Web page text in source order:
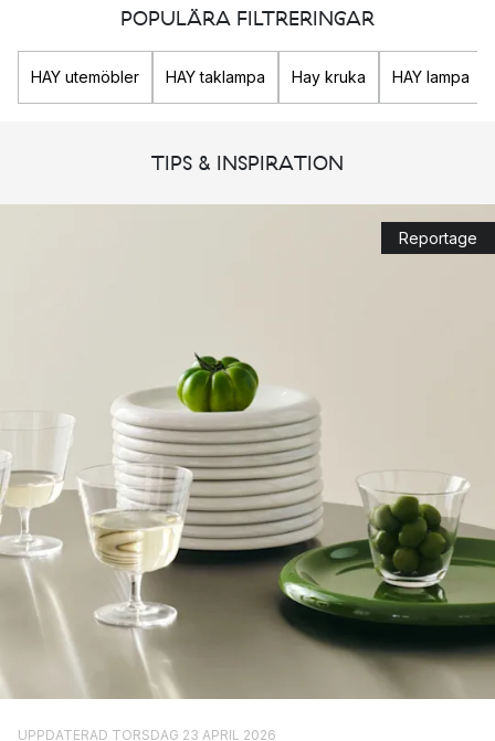
och estetiskt tilltalande. I sortimentet hittar du både lekfulla
HAY tror att samarbeten mellan människor är det som ger de
HAY flera pågående designsamarbeten med internationella
formgivare som bidrar med sin expertis och sina erfarenheter
För HAY är det viktigt med ett närvarande hållbarhetstänk både
i deras design- och produktionsprocess. Genom att arbeta
med noggrant utvalda leverantörer producerar man
kvalitetsprodukter i hållbara material. Majoriteten av HAYs
möbler testas av Danish Technological Institue för att
säkerställa att de följer den satta standarden.
HAY eftersträvar en balans mellan:
En hälsosam arbetsmiljö
Socialt ansvarstagande
Miljövänlig tillverkning
POPULÄRA FILTRERINGAR
HAY utemöbler HAY taklampa Hay kruka HAY lampa
TIPS & INSPIRATION
UPPDATERAD TORSDAG 23 APRIL 2026
Reportage